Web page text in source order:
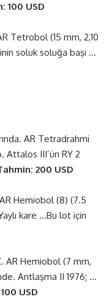
100 USD
Tetrobol (15 mm, 2,10
soluk soluğa başı …
AR Tetradrahmi
Attalos III’ün RY 2
200 USD
Hemiobol (8) (7.5
kare …Bu lot için
AR Hemiobol (7 mm,
Antlaşma II 1976; …
USD